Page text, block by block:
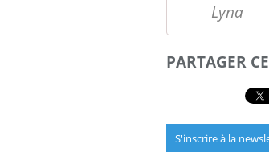
Lyna
PARTAGER
S'inscrire à la